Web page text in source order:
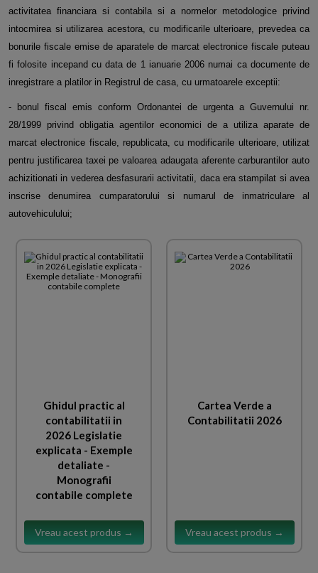
activitatea financiara si contabila si a normelor metodologice privind
intocmirea si utilizarea acestora, cu modificarile ulterioare, prevedea ca
bonurile fiscale emise de aparatele de marcat electronice fiscale puteau
fi folosite incepand cu data de 1 ianuarie 2006 numai ca documente de
inregistrare a platilor in Registrul de casa, cu urmatoarele exceptii:
- bonul fiscal emis conform Ordonantei de urgenta a Guvernului nr.
28/1999 privind obligatia agentilor economici de a utiliza aparate de
marcat electronice fiscale, republicata, cu modificarile ulterioare, utilizat
pentru justificarea taxei pe valoarea adaugata aferente carburantilor auto
achizitionati in vederea desfasurarii activitatii, daca era stampilat si avea
inscrise denumirea cumparatorului si numarul de inmatriculare al
autovehiculului;
Ghidul practic al
contabilitatii in
2026 Legislatie
explicata - Exemple
detaliate -
Monografii
contabile complete
Vreau acest produs →
Cartea Verde a
Contabilitatii 2026
Vreau acest produs →